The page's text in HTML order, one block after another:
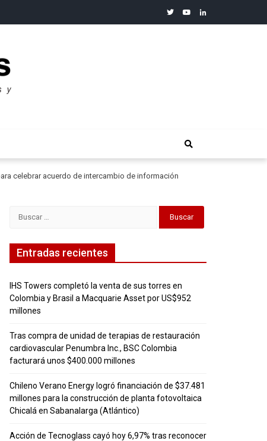
twitteryoutubelinkedin
celebrar acuerdo de intercambio de información
Entradas recientes
IHS Towers completó la venta de sus torres en
Colombia y Brasil a Macquarie Asset por US$952
millones
Tras compra de unidad de terapias de restauración
cardiovascular Penumbra Inc., BSC Colombia
facturará unos $400.000 millones
Chileno Verano Energy logró financiación de $37.481
millones para la construcción de planta fotovoltaica
Chicalá en Sabanalarga (Atlántico)
Acción de Tecnoglass cayó hoy 6,97% tras reconocer